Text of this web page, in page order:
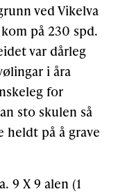
ved Vikelva
på 230 spd.
var dårleg
i åra
for
sto skulen så
heldt på å grave
9 X 9 alen (1